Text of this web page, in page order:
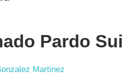
Pardo
Martinez